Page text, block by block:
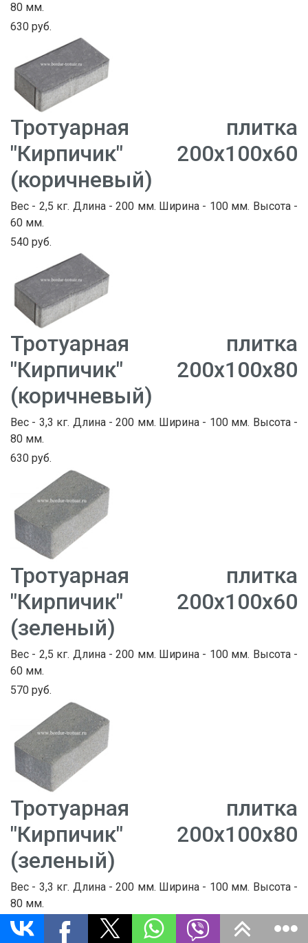
80 мм.
630 руб.
Тротуарная плитка
"Кирпичик" 200х100х60
(коричневый)
Вес - 2,5 кг. Длина - 200 мм. Ширина - 100 мм. Высота -
60 мм.
540 руб.
Тротуарная плитка
"Кирпичик" 200х100х80
(коричневый)
Вес - 3,3 кг. Длина - 200 мм. Ширина - 100 мм. Высота -
80 мм.
630 руб.
Тротуарная плитка
"Кирпичик" 200х100х60
(зеленый)
Вес - 2,5 кг. Длина - 200 мм. Ширина - 100 мм. Высота -
60 мм.
570 руб.
Тротуарная плитка
"Кирпичик" 200х100х80
(зеленый)
Вес - 3,3 кг. Длина - 200 мм. Ширина - 100 мм. Высота -
80 мм.
670 руб.